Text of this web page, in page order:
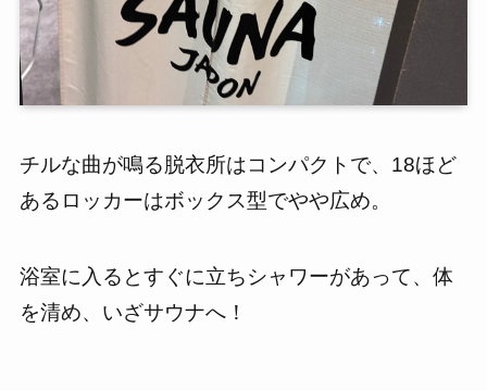
チルな曲が鳴る脱衣所はコンパクトで、18ほど
あるロッカーはボックス型でやや広め。
浴室に入るとすぐに立ちシャワーがあって、体
を清め、いざサウナへ！